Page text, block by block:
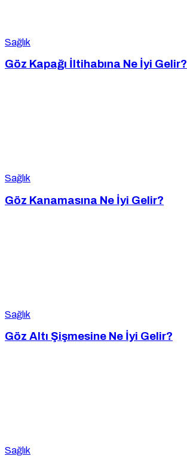
Sağlık
Göz Kapağı İltihabına Ne İyi Gelir?
Sağlık
Göz Kanamasına Ne İyi Gelir?
Sağlık
Göz Altı Şişmesine Ne İyi Gelir?
Sağlık